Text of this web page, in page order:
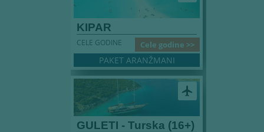
KIPAR
Cele godine >>
CELE GODINE
PAKET ARANŽMANI
airplanemode_active
GULETI - Turska (16+)